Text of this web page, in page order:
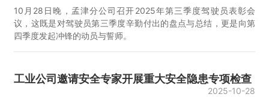
10月28日晚，孟津分公司召开2025年第三季度驾驶员表彰会
议，这既是对驾驶员第三季度辛勤付出的盘点与总结，更是向第
四季度发起冲锋的动员与誓师。
工业公司邀请安全专家开展重大安全隐患专项检查
2025-10-28